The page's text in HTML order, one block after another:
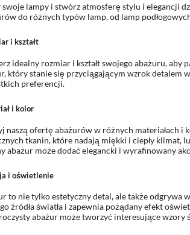
swoje lampy i stwórz atmosferę stylu i elegancji
do różnych typów lamp, od lamp
i kształt
idealny rozmiar i kształt swojego abażuru, aby
który stanie się przyciągającym wzrok detalem
preferencji.
i kolor
naszą ofertę abażurów w różnych materiałach i
tkanin, które nadają miękki i ciepły klimat,
abażur może dodać elegancki i wyrafinowany
i oświetlenie
to nie tylko estetyczny detal, ale także odgrywa
źródła światła i zapewnia pożądany efekt
abażur może tworzyć interesujące wzory